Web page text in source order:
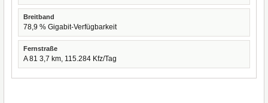
Breitband
78,9 % Gigabit-Verfügbarkeit
Fernstraße
A 81 3,7 km, 115.284 Kfz/Tag